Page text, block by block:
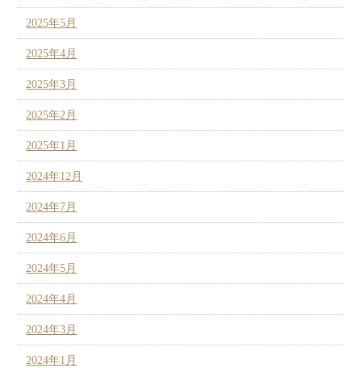
2025年5月
2025年4月
2025年3月
2025年2月
2025年1月
2024年12月
2024年7月
2024年6月
2024年5月
2024年4月
2024年3月
2024年1月